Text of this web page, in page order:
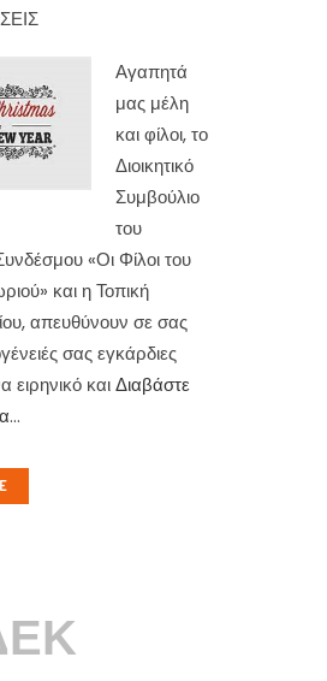
Αγαπητά
μας μέλη
και φίλοι, το
Διοικητικό
Συμβούλιο
του
«Οι Φίλοι του
και η Τοπική
απευθύνουν σε σας
σας εγκάρδιες
ειρηνικό καιΔιαβάστε
...